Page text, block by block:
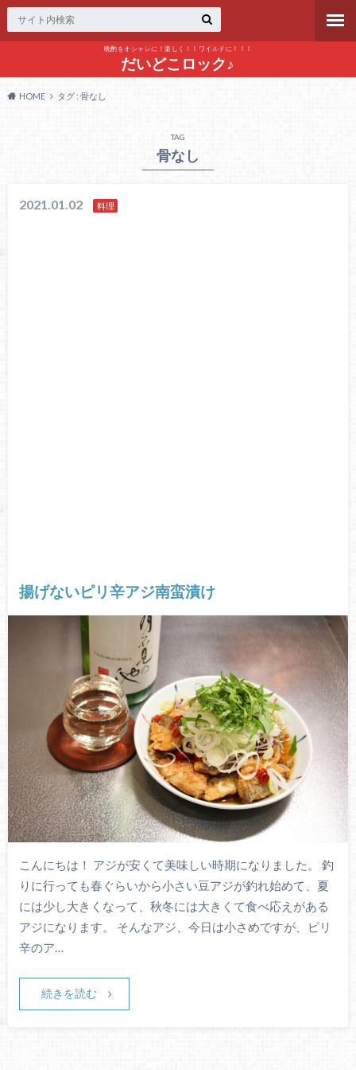
晩酌をオシャレに！楽しく！！ワイルドに！！！
だいどこロック♪
HOME タグ : 骨なし
TAG
骨なし
2021.01.02 料理
揚げないピリ辛アジ南蛮漬け
こんにちは！ アジが安くて美味しい時期になりました。 釣
りに行っても春ぐらいから小さい豆アジが釣れ始めて、夏
には少し大きくなって、秋冬には大きくて食べ応えがある
アジになります。 そんなアジ、今日は小さめですが、ピリ
辛のア…
続きを読む